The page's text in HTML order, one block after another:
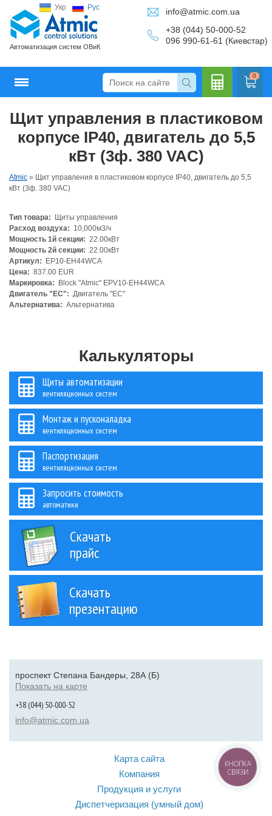
Укр Рус
Автоматизация систем ОВиК
info@atmic.com.ua
+38 (044) 50-000-52
096 990-61-61 (Киевстар)
0
Щит управления в пластиковом
корпусе IP40, двигатель до 5,5
кВт (3ф. 380 VAC)
Atmic » Щит управления в пластиковом корпусе IP40, двигатель до 5,5
кВт (3ф. 380 VAC)
Тип товара:
Щиты управления
Расход воздуха: 10,000м3/ч
Мощность 1й секции: 22.00кВт
Мощность 2й секции: 22.00кВт
Артикул:
EP10-EH44WCA
Цена: 837.00 EUR
Маркировка:
Block "Atmic" EPV10-EH44WCA
Двигатель "ЕС": Двигатель "ЕС"
Альтернатива: Альтернатива
Калькуляторы
Щиты автоматизации
вентиляционных систем
Монтаж и пусконаладка
вентиляционных систем
Паспортизация
вентиляционных систем
Запросить стоимость
автоматики
Скачать
прайс
Скачать
презентацию
проспект Степана Бандеры, 28А (Б)
Показать на карте
+38 (044) 50-000-52
info@atmic.com.ua
Карта сайта
Компания
Продукция и услуги
Диспетчеризация (умный дом)
КНОПКА
СВЯЗИ